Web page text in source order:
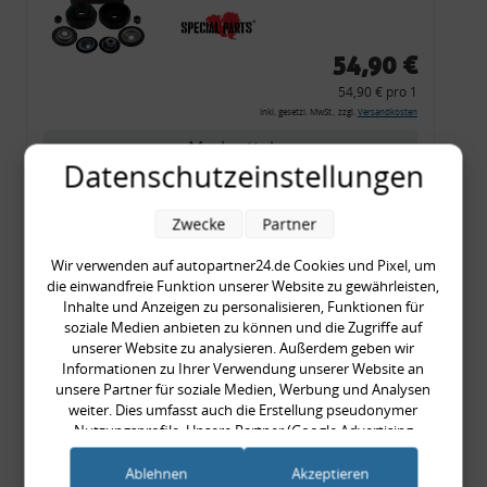
54,90 €
54,90 € pro 1
inkl. gesetzl. MwSt., zzgl. Versandkosten
Merkzettel
Zum Artikel
Rückleuchtenband mit
Blinker, rot, US-Ecken,
Audi 80 Cabrio, Typ 89,
OE-Nr.: 8G0945225 +
8G0945225C
999,99 €
999,99 € pro 1
Datenschutzeinstellungen
Wir verwenden auf autopartner24.de Cookies und Pixel, um
die einwandfreie Funktion unserer Website zu gewährleisten,
Inhalte und Anzeigen zu personalisieren, Funktionen für
soziale Medien anbieten zu können und die Zugriffe auf
unserer Website zu analysieren. Außerdem geben wir
Informationen zu Ihrer Verwendung unserer Website an
unsere Partner für soziale Medien, Werbung und Analysen
weiter. Dies umfasst auch die Erstellung pseudonymer
Nutzungsprofile. Unsere Partner (Google Advertising
Products) führen diese Informationen möglicherweise mit
weiteren Daten zusammen, die Sie ihnen bereitgestellt haben
Zwecke Partner
Ablehnen Akzeptieren